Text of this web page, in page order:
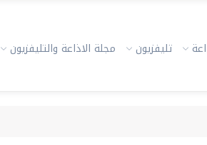
تليفزيون مجلة الاذاعة والتليفزيون